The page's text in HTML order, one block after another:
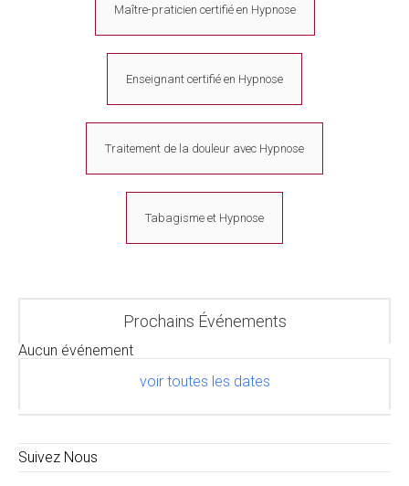
Maître-praticien certifié en Hypnose
Enseignant certifié en Hypnose
Traitement de la douleur avec Hypnose
Tabagisme et Hypnose
Prochains Événements
Aucun événement
voir toutes les dates
Suivez Nous